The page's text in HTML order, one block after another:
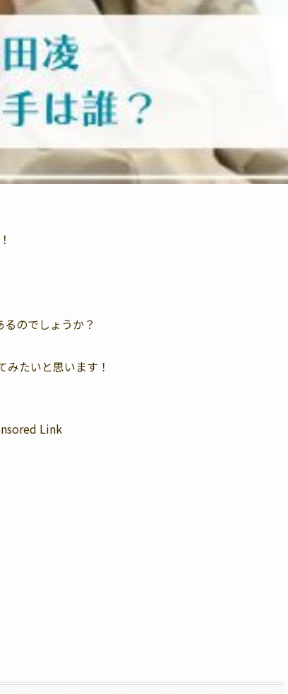
のでしょうか？
みたいと思います！
Link